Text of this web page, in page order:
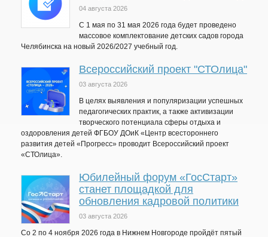
04 августа 2026
C 1 мая по 31 мая 2026 года будет проведено
массовое комплектование детских садов города
Челябинска на новый 2026/2027 учебный год.
Всероссийский проект "СТОлица"
03 августа 2026
В целях выявления и популяризации успешных
педагогических практик, а также активизации
творческого потенциала сферы отдыха и
оздоровления детей ФГБОУ ДОиК «Центр всестороннего
развития детей «Прогресс» проводит Всероссийский проект
«СТОлица».
Юбилейный форум «ГосСтарт»
станет площадкой для
обновления кадровой политики
03 августа 2026
Со 2 по 4 ноября 2026 года в Нижнем Новгороде пройдёт пятый